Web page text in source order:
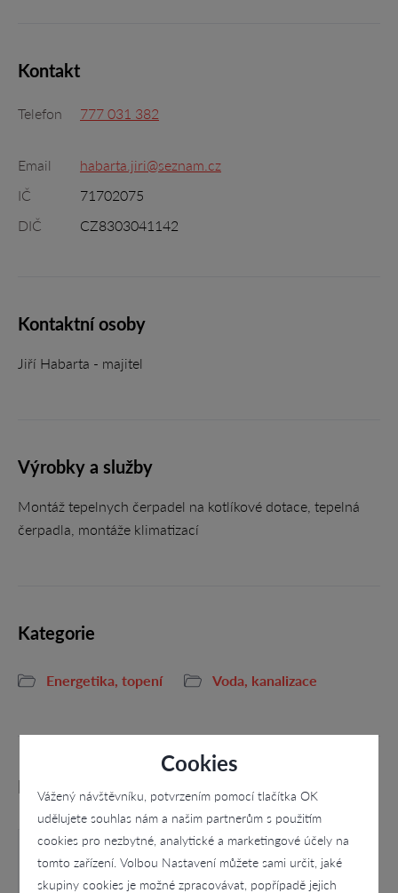
Cookies
Vážený návštěvníku, potvrzením pomocí tlačítka OK
udělujete souhlas nám a našim partnerům s použitím
cookies pro nezbytné, analytické a marketingové účely na
tomto zařízení. Volbou Nastavení můžete sami určit, jaké
skupiny cookies je možné zpracovávat, popřípadě jejich
Kontakt
Telefon 777 031 382
Email
habarta.jiri@seznam.cz
IČ
71702075
DIČ
CZ8303041142
Kontaktní osoby
Jiří Habarta - majitel
Výrobky a služby
Montáž tepelnych čerpadel na kotlíkové dotace, tepelná
čerpadla, montáže klimatizací
Kategorie
Energetika, topení Voda, kanalizace
Podobné firmy